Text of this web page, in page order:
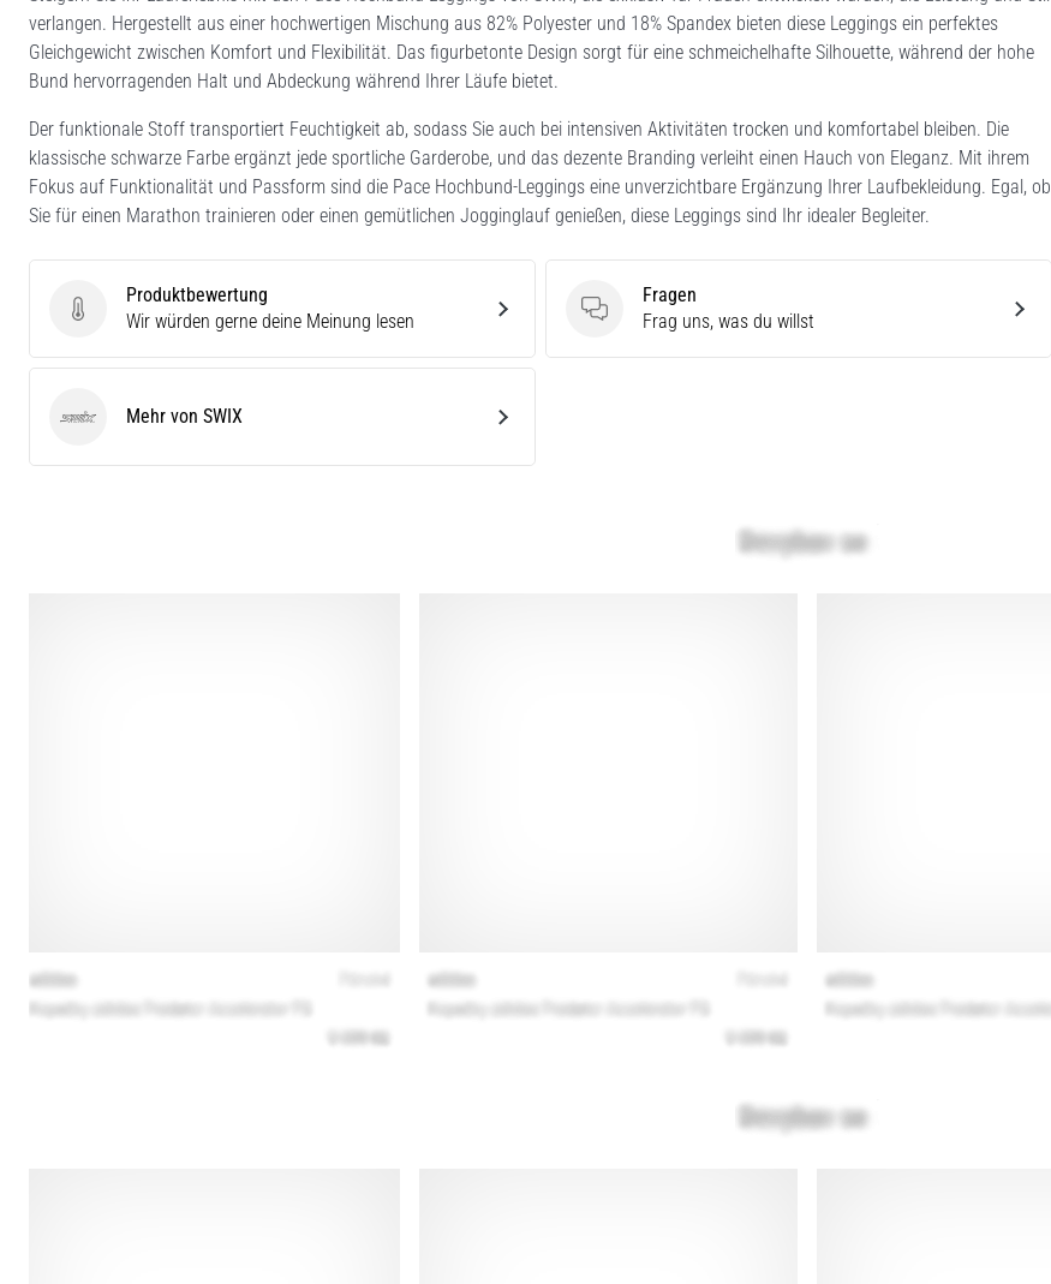
verlangen. Hergestellt aus einer hochwertigen Mischung aus 82% Polyester und 18% Spandex bieten diese Leggings ein perfektes
Gleichgewicht zwischen Komfort und Flexibilität. Das figurbetonte Design sorgt für eine schmeichelhafte Silhouette, während der hohe
Bund hervorragenden Halt und Abdeckung während Ihrer Läufe bietet.
Der funktionale Stoff transportiert Feuchtigkeit ab, sodass Sie auch bei intensiven Aktivitäten trocken und komfortabel bleiben. Die
klassische schwarze Farbe ergänzt jede sportliche Garderobe, und das dezente Branding verleiht einen Hauch von Eleganz. Mit ihrem
Fokus auf Funktionalität und Passform sind die Pace Hochbund-Leggings eine unverzichtbare Ergänzung Ihrer Laufbekleidung. Egal, ob
Sie für einen Marathon trainieren oder einen gemütlichen Jogginglauf genießen, diese Leggings sind Ihr idealer Begleiter.
Produktbewertung
Produktbewertung
Wir würden gerne deine Meinung lesen
Fragen
Fragen
Frag uns, was du willst
SWIX Mehr von SWIX